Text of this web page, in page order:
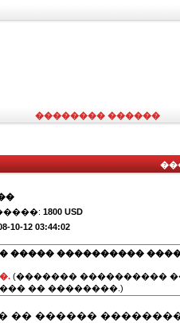
�������� ������
1800 USD
10-12 03:44:02
����� ����������
(������� ����������
�� ��������.)
�� ������